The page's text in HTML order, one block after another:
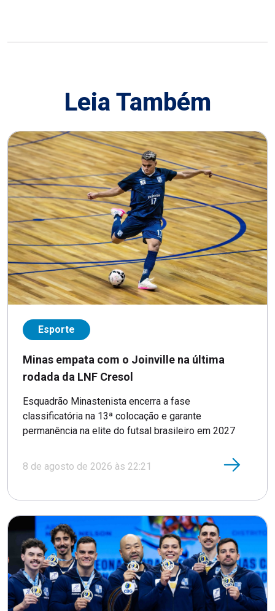
Leia Também
Esporte
Minas empata com o Joinville na última
rodada da LNF Cresol
Esquadrão Minastenista encerra a fase
classificatória na 13ª colocação e garante
permanência na elite do futsal brasileiro em 2027
8 de agosto de 2026 às 22:21